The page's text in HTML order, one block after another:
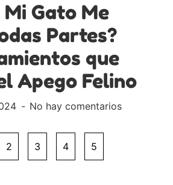
Gato Me
Partes?
que
Apego Felino
No hay comentarios
2 3 4 5